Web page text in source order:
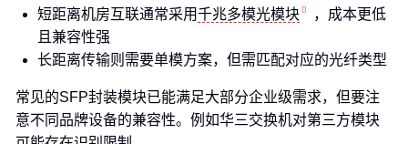
短距离机房互联通常采用千兆多模光模块
，成本更低
且兼容性强
长距离传输则需要单模方案，但需匹配对应的光纤类型
常见的SFP封装模块已能满足大部分企业级需求，但要注
意不同品牌设备的兼容性。例如华三交换机对第三方模块